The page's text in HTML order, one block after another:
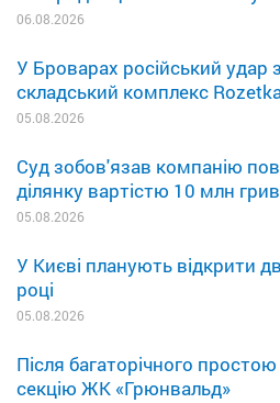
06.08.2026
У Броварах російський удар
складський комплекс
05.08.2026
Суд зобов'язав компанію
ділянку вартістю 10 млн
05.08.2026
У Києві планують відкрити
році
05.08.2026
Після багаторічного
секцію ЖК «Грюнвальд»